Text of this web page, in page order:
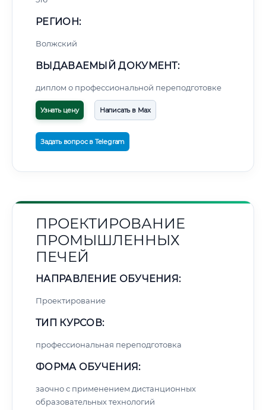
РЕГИОН:
Волжский
ВЫДАВАЕМЫЙ ДОКУМЕНТ:
диплом о профессиональной переподготовке
Узнать цену Написать в Max
Задать вопрос в Telegram
ПРОЕКТИРОВАНИЕ
ПРОМЫШЛЕННЫХ
ПЕЧЕЙ
НАПРАВЛЕНИЕ ОБУЧЕНИЯ:
Проектирование
ТИП КУРСОВ:
профессиональная переподготовка
ФОРМА ОБУЧЕНИЯ:
заочно с применением дистанционных
образовательных технологий